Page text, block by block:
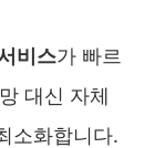
비스가 빠르
대신 자체
소화합니다.